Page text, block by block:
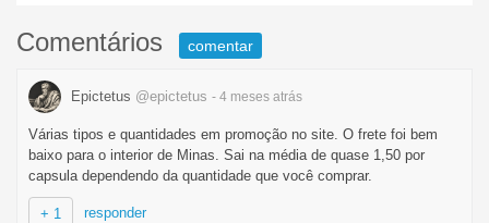
Comentários comentar
Epictetus @epictetus - 4 meses atrás
Várias tipos e quantidades em promoção no site. O frete foi bem
baixo para o interior de Minas. Sai na média de quase 1,50 por
capsula dependendo da quantidade que você comprar.
+ 1 responder